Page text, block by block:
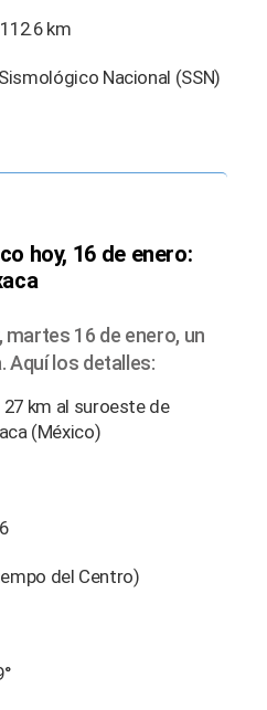
112.6 km
Nacional (SSN)
hoy, 16 de enero:
martes 16 de enero, un
Aquí los detalles:
27 km al suroeste de
(México)
del Centro)